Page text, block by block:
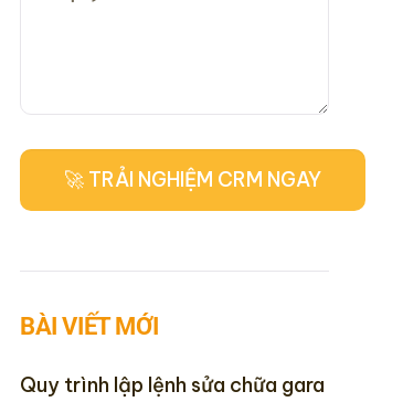
BÀI VIẾT MỚI
Quy trình lập lệnh sửa chữa gara